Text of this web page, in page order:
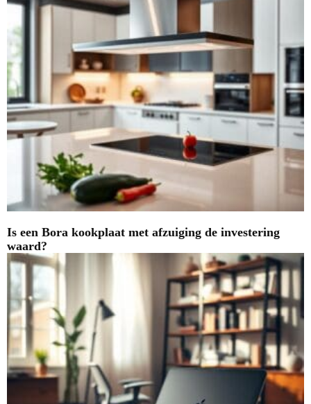
Is een Bora kookplaat met afzuiging de investering
waard?